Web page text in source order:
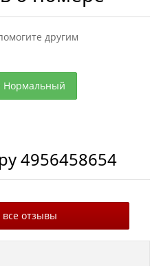
другим
Нормальный
4956458654
все отзывы